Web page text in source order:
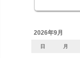
2026年9月
日 月